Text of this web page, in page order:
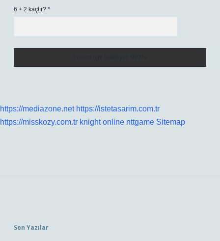
6 + 2 kaçtır? *
https://mediazone.net https://istetasarim.com.tr
https://misskozy.com.tr knight online nttgame Sitemap
Son Yazılar